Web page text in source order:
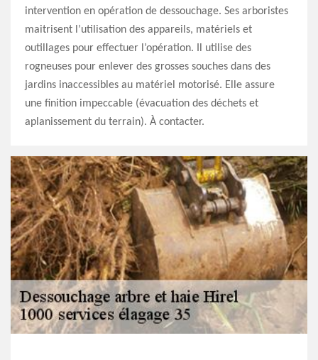
intervention en opération de dessouchage. Ses arboristes
maitrisent l’utilisation des appareils, matériels et
outillages pour effectuer l’opération. Il utilise des
rogneuses pour enlever des grosses souches dans des
jardins inaccessibles au matériel motorisé. Elle assure
une finition impeccable (évacuation des déchets et
aplanissement du terrain). À contacter.